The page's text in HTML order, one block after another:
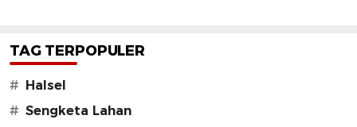
TAG TERPOPULER
# Halsel
# Sengketa Lahan